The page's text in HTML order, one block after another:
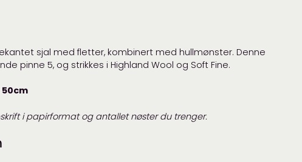
sjal med fletter, kombinert med hullmønster. Denne
pinne 5, og strikkes i Highland Wool og Soft Fine.
50cm
i papirformat og antallet nøster du trenger.